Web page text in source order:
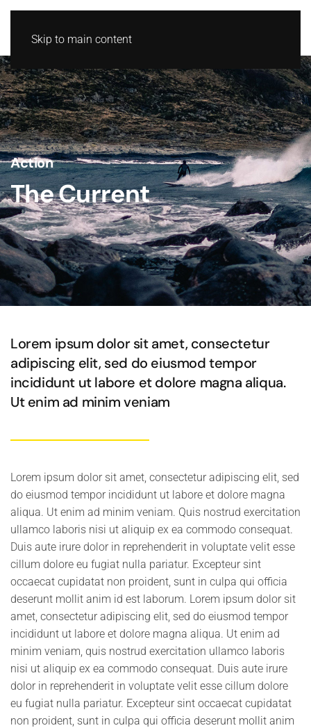
Skip to main content
Action
The Current
Lorem ipsum dolor sit amet, consectetur
adipiscing elit, sed do eiusmod tempor
incididunt ut labore et dolore magna aliqua.
Ut enim ad minim veniam
Lorem ipsum dolor sit amet, consectetur adipiscing elit, sed
do eiusmod tempor incididunt ut labore et dolore magna
aliqua. Ut enim ad minim veniam. Quis nostrud exercitation
ullamco laboris nisi ut aliquip ex ea commodo consequat.
Duis aute irure dolor in reprehenderit in voluptate velit esse
cillum dolore eu fugiat nulla pariatur. Excepteur sint
occaecat cupidatat non proident, sunt in culpa qui officia
deserunt mollit anim id est laborum. Lorem ipsum dolor sit
amet, consectetur adipiscing elit, sed do eiusmod tempor
incididunt ut labore et dolore magna aliqua. Ut enim ad
minim veniam, quis nostrud exercitation ullamco laboris
nisi ut aliquip ex ea commodo consequat. Duis aute irure
dolor in reprehenderit in voluptate velit esse cillum dolore
eu fugiat nulla pariatur. Excepteur sint occaecat cupidatat
non proident, sunt in culpa qui officia deserunt mollit anim